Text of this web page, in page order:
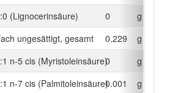
(Lignocerinsäure)
0
g
ungesättigt, gesamt
0.229
g
n-5 cis (Myristoleinsäure)0
g
n-7 cis (Palmitoleinsäure)0.001
g